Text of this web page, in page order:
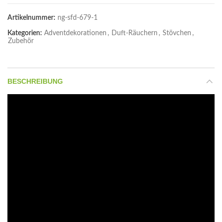
Artikelnummer: ng-sfd-679-1
Kategorien: Adventdekorationen , Duft-Räuchern , Stövchen ,
Zubehör
BESCHREIBUNG